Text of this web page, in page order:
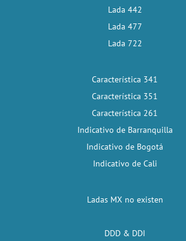
Lada 442
Lada 477
Lada 722
Característica 341
Característica 351
Característica 261
Indicativo de Barranquilla
Indicativo de Bogotá
Indicativo de Cali
Ladas MX no existen
DDD & DDI